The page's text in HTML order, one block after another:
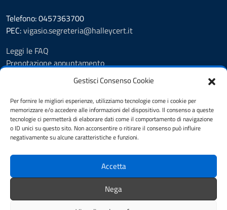
Gestisci Consenso Cookie
Per fornire le migliori esperienze, utilizziamo tecnologie come i cookie per
memorizzare e/o accedere alle informazioni del dispositivo. Il consenso a queste
tecnologie ci permetterà di elaborare dati come il comportamento di navigazione
o ID unici su questo sito. Non acconsentire o ritirare il consenso può influire
negativamente su alcune caratteristiche e funzioni.
Accetta
Nega
Telefono: 0457363700
PEC:vigasio.segreteria@halleycert.it
Leggi le FAQ
Prenotazione appuntamento
Segnalazione disservizio
Amministrazione Trasparente
Albo Pretorio
Informativa privacy
Privacy Policy
Note legali
Dichiarazione di accessibilità
Web Analytics Italia